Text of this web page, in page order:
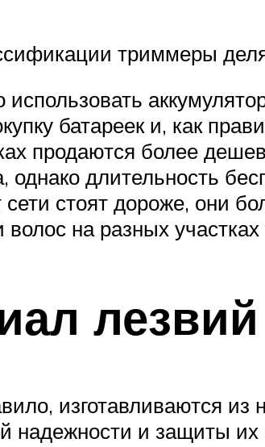
триммеры
использовать
батареек и, как
продаются более
однако длительность
стоят дороже, они
волос на разных участках
лезвий
изготавливаются
надежности и защиты